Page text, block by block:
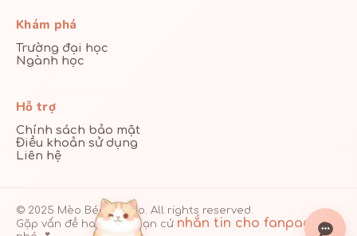
Khám phá
Trường đại học
Ngành học
Hỗ trợ
Chính sách bảo mật
Điều khoản sử dụng
Liên hệ
© 2025 Mèo Béo Studio. All rights reserved.
Gặp vấn đề hay lỗi gì, bạn cứ nhắn tin cho fanpage